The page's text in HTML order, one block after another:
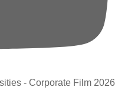
- Corporate Film 2026